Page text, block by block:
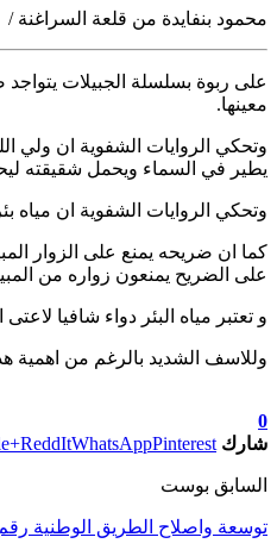
محمود بنفايدة من قلعة السراغنة /
على ربوة بسلسلة الجبيلات
معينها.
يطير في السماء ويحمل شقيقته ليحط
وتحكي الروايات الشفوية ان مياه
كما ان ضريحه يمنع على الزوار
على الضريح يمنعون زواره من
و تعتبر مياه البئر دواء شافيا
وللاسف الشديد بالرغم من اهمية
0
شارك
ReddItWhatsAppPinterest
السابق بوست
توسعة واصلاح الطريق الوطنية رقم 8 على مستوى قلعة السراغنة مع حدود اقليم ازيلال في اتجاه بني ملال تشرف على نهايتها